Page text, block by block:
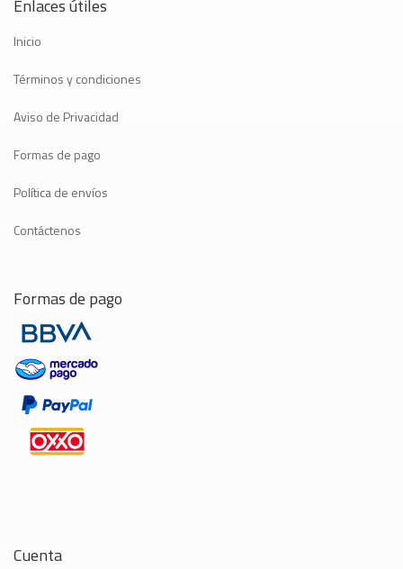
Enlaces útiles
Inicio
Términos y condiciones
Aviso de Privacidad
Formas de pago
Política de envíos
Contáctenos
Formas de pago
Cuenta